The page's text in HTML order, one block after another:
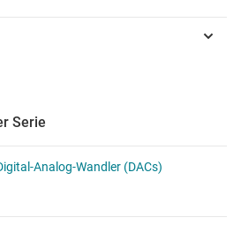
Serie
Analog-Wandler (DACs)